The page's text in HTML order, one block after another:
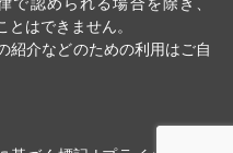
とはできません。
紹介などのための利用はご自